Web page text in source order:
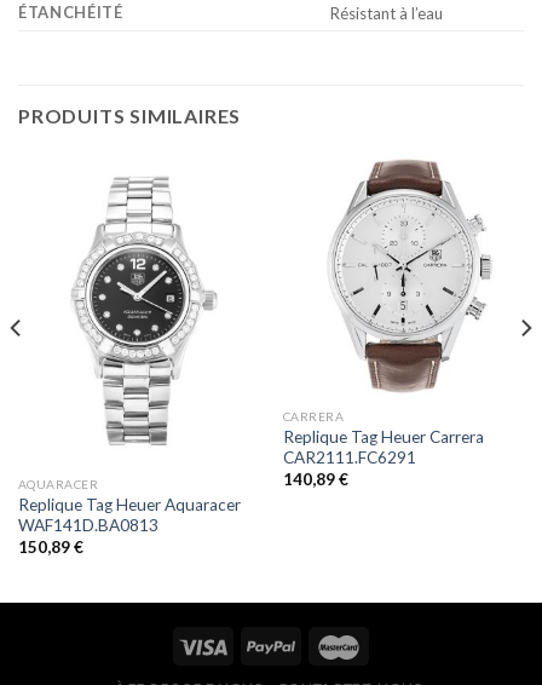
ÉTANCHÉITÉ
Résistant à l’eau
PRODUITS SIMILAIRES
AQUARACER
Replique Tag Heuer Aquaracer
WAF141D.BA0813
150,89€
CARRERA
Replique Tag Heuer Carrera
CAR2111.FC6291
140,89€